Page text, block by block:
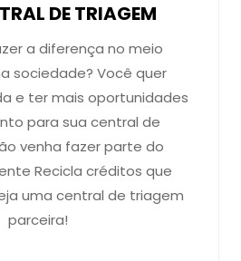
DE TRIAGEM
a diferença no meio
sociedade? Você quer
e ter mais oportunidades
para sua central de
venha fazer parte do
Recicla créditos que
uma central de triagem
parceira!